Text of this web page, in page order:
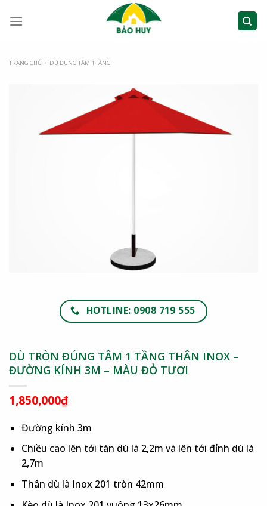
TRANG CHỦ / DÙ ĐÚNG TÂM 1 TẦNG
HOTLINE: 0908 719 555
DÙ TRÒN ĐÚNG TÂM 1 TẦNG THÂN INOX –
ĐƯỜNG KÍNH 3M – MÀU ĐỎ TƯƠI
1,850,000₫
Đường kính 3m
Chiều cao lên tới tán dù là 2,2m và lên tới đỉnh dù là
2,7m
Thân dù là Inox 201 tròn 42mm